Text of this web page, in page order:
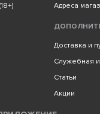
Адреса
Доставка и
Служебная
Статьи
Акции